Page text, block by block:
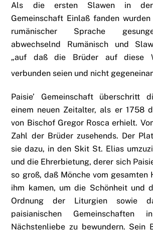
Als die ersten Slawen in der
Gemeinschaft Einlaß fanden
rumänischer Sprache
abwechselnd Rumänisch und
„auf daß die Brüder auf diese
verbunden seien und nicht
Paisie’ Gemeinschaft überschritt
einem neuen Zeitalter, als er 1758
von Bischof Gregor Rosca erhielt.
Zahl der Brüder zusehends. Der
sie dazu, in den Skit St. Elias
und die Ehrerbietung, derer sich
so groß, daß Mönche vom gesamten
ihm kamen, um die Schönheit und
Ordnung der Liturgien sowie
paisianischen Gemeinschaften
Nächstenliebe zu bewundern. Sein